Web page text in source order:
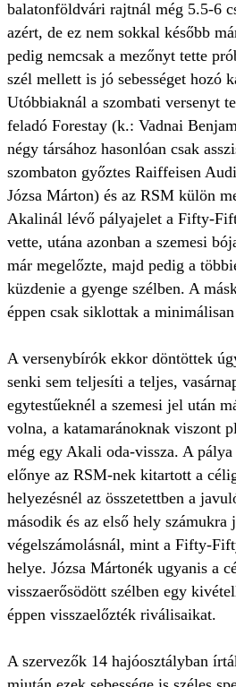
balatonföldvári rajtnál még 5.5-6
azért, de ez nem sokkal később
pedig nemcsak a mezőnyt tette
szél mellett is jó sebességet hozó
Utóbbiaknál a szombati versenyt
feladó Forestay (k.: Vadnai
négy társához hasonlóan csak
szombaton győztes Raiffeisen
Józsa Márton) és az RSM külön
Akalinál lévő pályajelet a Fifty-
vette, utána azonban a szemesi
már megelőzte, majd pedig a
küzdenie a gyenge szélben. A
éppen csak siklottak a
A versenybírók ekkor döntöttek
senki sem teljesíti a teljes,
egytestűeknél a szemesi jel után
volna, a katamaránoknak viszont
még egy Akali oda-vissza. A pálya
előnye az RSM-nek kitartott a
helyezésnél az összetettben a
második és az első hely számukra
végelszámolásnál, mint a Fifty-
helye. Józsa Mártonék ugyanis a
visszaerősödött szélben egy
éppen visszaelőzték riválisaikat.
A szervezők 14 hajóosztályban